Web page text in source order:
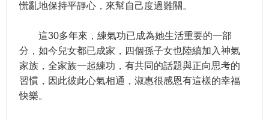
慌亂地保持平靜心，來幫自己度過難關。
這30多年來，練氣功已成為她生活重要的一部
分，如今兒女都已成家，四個孫子女也陸續加入神氣
家族，全家族一起練功，有共同的話題與正向思考的
習慣，因此彼此心氣相通，淑惠很感恩有這樣的幸福
快樂。